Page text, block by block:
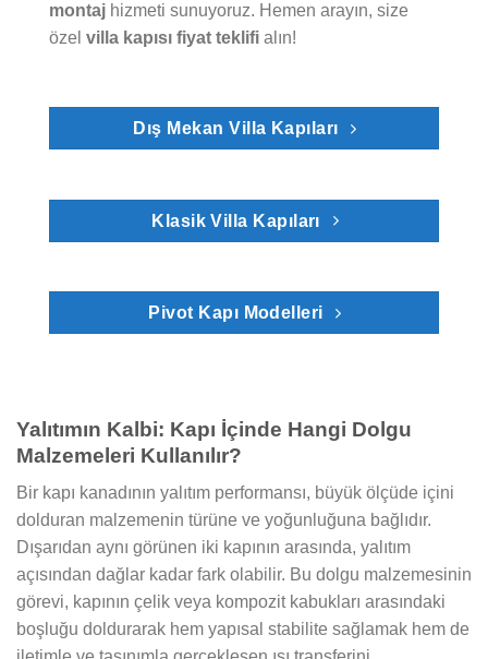
montaj hizmeti sunuyoruz. Hemen arayın, size
özel villa kapısı fiyat teklifi alın!
Dış Mekan Villa Kapıları
Klasik Villa Kapıları
Pivot Kapı Modelleri
Yalıtımın Kalbi: Kapı İçinde Hangi Dolgu
Malzemeleri Kullanılır?
Bir kapı kanadının yalıtım performansı, büyük ölçüde içini
dolduran malzemenin türüne ve yoğunluğuna bağlıdır.
Dışarıdan aynı görünen iki kapının arasında, yalıtım
açısından dağlar kadar fark olabilir. Bu dolgu malzemesinin
görevi, kapının çelik veya kompozit kabukları arasındaki
boşluğu doldurarak hem yapısal stabilite sağlamak hem de